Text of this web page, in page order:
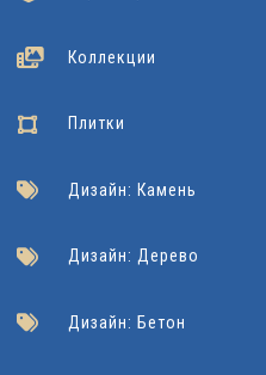
Коллекции
Плитки
Дизайн: Камень
Дизайн: Дерево
Дизайн: Бетон